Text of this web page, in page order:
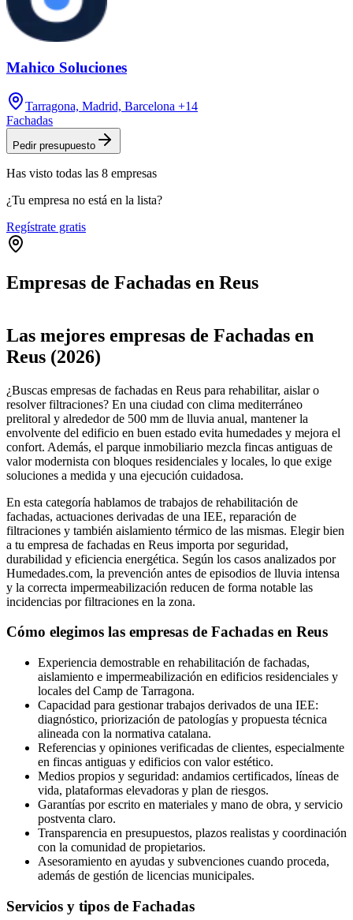
Mahico Soluciones
Tarragona, Madrid, Barcelona +14
Fachadas
Pedir presupuesto
Has visto todas las 8 empresas
¿Tu empresa no está en la lista?
Regístrate gratis
Empresas de Fachadas en Reus
+
−
Las mejores empresas de Fachadas en
Reus (2026)
¿Buscas empresas de fachadas en Reus para rehabilitar, aislar o
resolver filtraciones? En una ciudad con clima mediterráneo
prelitoral y alrededor de 500 mm de lluvia anual, mantener la
envolvente del edificio en buen estado evita humedades y mejora el
confort. Además, el parque inmobiliario mezcla fincas antiguas de
valor modernista con bloques residenciales y locales, lo que exige
soluciones a medida y una ejecución cuidadosa.
En esta categoría hablamos de trabajos de rehabilitación de
fachadas, actuaciones derivadas de una IEE, reparación de
filtraciones y también aislamiento térmico de las mismas. Elegir bien
a tu empresa de fachadas en Reus importa por seguridad,
durabilidad y eficiencia energética. Según los casos analizados por
Humedades.com, la prevención antes de episodios de lluvia intensa
y la correcta impermeabilización reducen de forma notable las
incidencias por filtraciones en la zona.
Cómo elegimos las empresas de Fachadas en Reus
Experiencia demostrable en rehabilitación de fachadas,
aislamiento e impermeabilización en edificios residenciales y
locales del Camp de Tarragona.
Capacidad para gestionar trabajos derivados de una IEE:
diagnóstico, priorización de patologías y propuesta técnica
alineada con la normativa catalana.
Referencias y opiniones verificadas de clientes, especialmente
en fincas antiguas y edificios con valor estético.
Medios propios y seguridad: andamios certificados, líneas de
vida, plataformas elevadoras y plan de riesgos.
Garantías por escrito en materiales y mano de obra, y servicio
postventa claro.
Transparencia en presupuestos, plazos realistas y coordinación
con la comunidad de propietarios.
Asesoramiento en ayudas y subvenciones cuando proceda,
además de gestión de licencias municipales.
Servicios y tipos de Fachadas